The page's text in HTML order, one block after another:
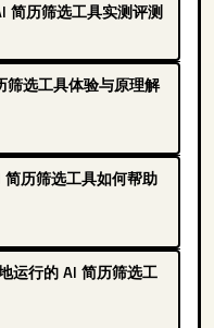
历筛选工具实测评测
选工具体验与原理解
历筛选工具如何帮助
运行的 AI 简历筛选工